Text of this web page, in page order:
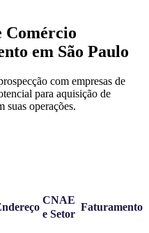
Comércio
em São Paulo
com empresas de
para aquisição de
suas operações.
CNAE
e Setor
Faturamento